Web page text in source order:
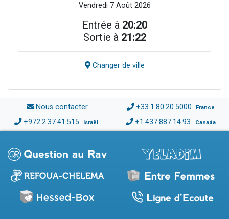
Vendredi 7 Août 2026
Entrée à 20:20
Sortie à 21:22
Changer de ville
Nous contacter +33.1.80.20.5000 France
+972.2.37.41.515 Israël +1.437.887.14.93 Canada